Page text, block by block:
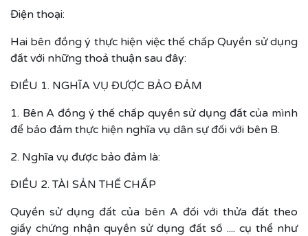
Điện thoại:
Hai bên đồng ý thực hiện việc thế chấp Quyền sử dụng
đất với những thoả thuận sau đây:
ĐIỀU 1. NGHĨA VỤ ĐƯỢC BẢO ĐẢM
1. Bên A đồng ý thế chấp quyền sử dụng đất của mình
để bảo đảm thực hiện nghĩa vụ dân sự đối với bên B.
2. Nghĩa vụ được bảo đảm là:
ĐIỀU 2. TÀI SẢN THẾ CHẤP
Quyền sử dụng đất của bên A đối với thửa đất theo
giấy chứng nhận quyền sử dụng đất số .... cụ thể như